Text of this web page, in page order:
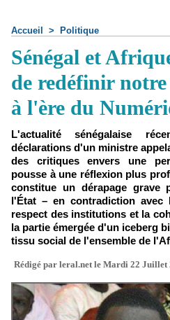
Accueil > Politique
Sénégal et
de redéfinir
à l'ère du
L'actualité sénégalaise
déclarations d'un ministre
des critiques envers une
pousse à une réflexion plus
constitue un dérapage grave
l'État – en contradiction avec
respect des institutions et la
la partie émergée d'un iceberg
tissu social de l'ensemble de
Rédigé par leral.net le Mardi 22 Juillet